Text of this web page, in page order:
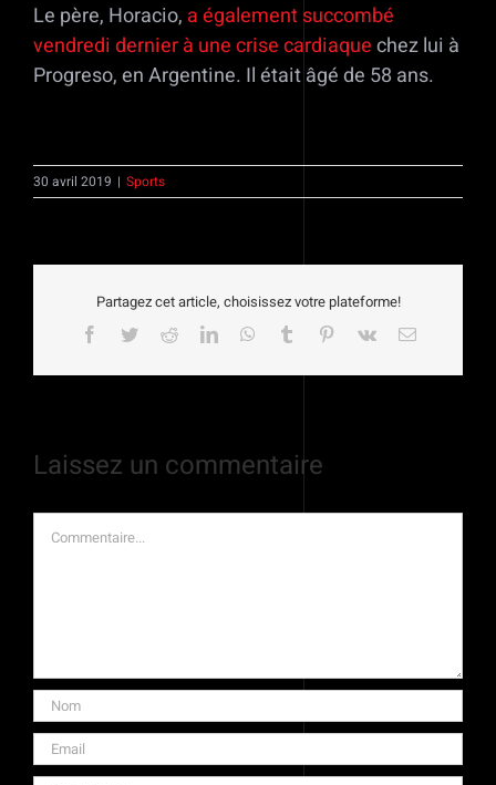
Le père, Horacio, a également succombé
vendredi dernier à une crise cardiaquechez lui à
Progreso, en Argentine. Il était âgé de 58 ans.
30 avril 2019 | Sports
Partagez cet article, choisissez votre plateforme!
Facebook
TwitterRedditLinkedInWhatsApp
Tumblr Pinterest
Vk Email
Laissez un commentaire
Commentaire